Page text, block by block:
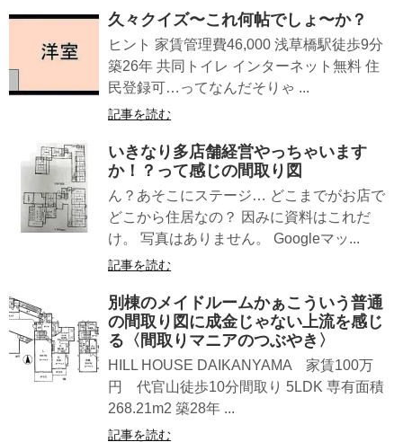
久々クイズ〜これ何帖でしょ〜か？
ヒント 家賃管理費46,000 浅草橋駅徒歩9分
築26年 共同トイレ インターネット無料 住
民登録可…ってなんだそりゃ ...
記事を読む
いきなり多店舗経営やっちゃいます
か！？って感じの間取り図
ん？あそこにステージ… どこまでがお店で
どこから住居なの？ 因みに資料はこれだ
け。 写真はありません。 Googleマッ...
記事を読む
別棟のメイドルームかぁこういう普通
の間取り図に成金じゃない上流を感じ
る〈間取りマニアのつぶやき〉
HILL HOUSE DAIKANYAMA 家賃100万
円 代官山徒歩10分間取り 5LDK 専有面積
268.21m2 築28年 ...
記事を読む